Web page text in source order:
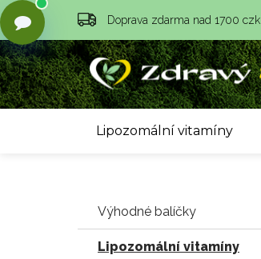
Doprava zdarma nad 1700 czk
Lipozomální vitamíny
Výhodné balíčky
Lipozomální vitamíny